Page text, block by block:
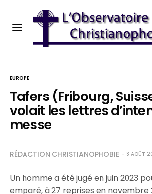
EUROPE
Tafers (Fribourg,
volait les lettres
messe
RÉDACTION CHRISTIANOPHOBIE 3 AOÛT
Un homme a été jugé en juin 2023
emparé, à 27 reprises en novembre